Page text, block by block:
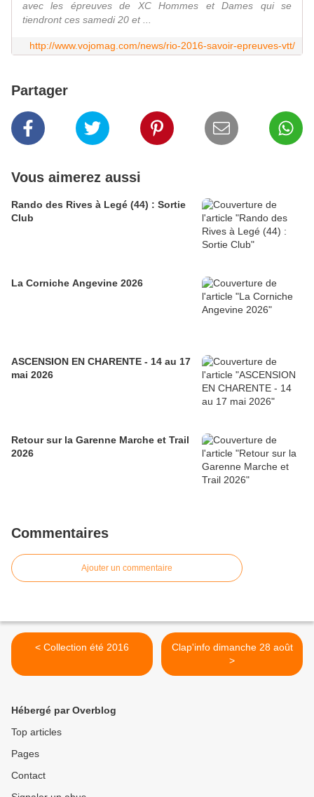
avec les épreuves de XC Hommes et Dames qui se
tiendront ces samedi 20 et ...
http://www.vojomag.com/news/rio-2016-savoir-epreuves-vtt/
Partager
Vous aimerez aussi
Rando des Rives à Legé (44) : Sortie
Club
La Corniche Angevine 2026
ASCENSION EN CHARENTE - 14 au 17
mai 2026
Retour sur la Garenne Marche et Trail
2026
Commentaires
Ajouter un commentaire
< Collection été 2016
Clap'info dimanche 28 août
>
Hébergé par Overblog
Top articles
Pages
Contact